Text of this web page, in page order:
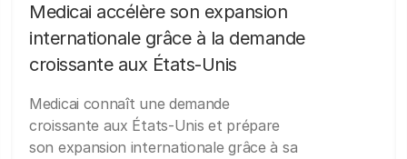
Medicai accélère son expansion
internationale grâce à la demande
croissante aux États-Unis
Medicai connaît une demande
croissante aux États-Unis et prépare
son expansion internationale grâce à sa